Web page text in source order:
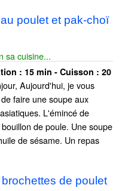
poulet et pak-choï
sa cuisine...
: 15 min - Cuisson : 20
Aujourd'hui, je vous
faire une soupe aux
L'émincé de
de poule. Une soupe
de sésame. Un repas
de poulet